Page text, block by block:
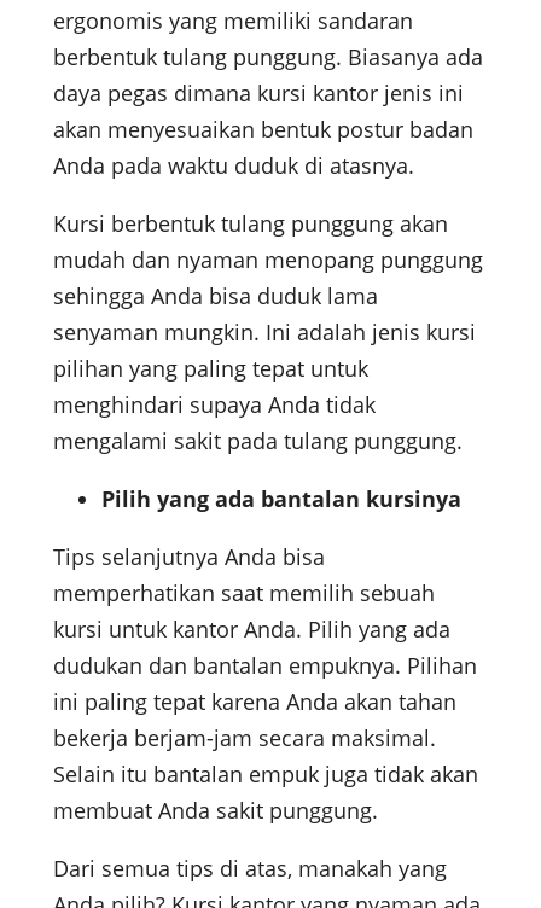
ergonomis yang memiliki sandaran
berbentuk tulang punggung. Biasanya ada
daya pegas dimana kursi kantor jenis ini
akan menyesuaikan bentuk postur badan
Anda pada waktu duduk di atasnya.
Kursi berbentuk tulang punggung akan
mudah dan nyaman menopang punggung
sehingga Anda bisa duduk lama
senyaman mungkin. Ini adalah jenis kursi
pilihan yang paling tepat untuk
menghindari supaya Anda tidak
mengalami sakit pada tulang punggung.
Pilih yang ada bantalan kursinya
Tips selanjutnya Anda bisa
memperhatikan saat memilih sebuah
kursi untuk kantor Anda. Pilih yang ada
dudukan dan bantalan empuknya. Pilihan
ini paling tepat karena Anda akan tahan
bekerja berjam-jam secara maksimal.
Selain itu bantalan empuk juga tidak akan
membuat Anda sakit punggung.
Dari semua tips di atas, manakah yang